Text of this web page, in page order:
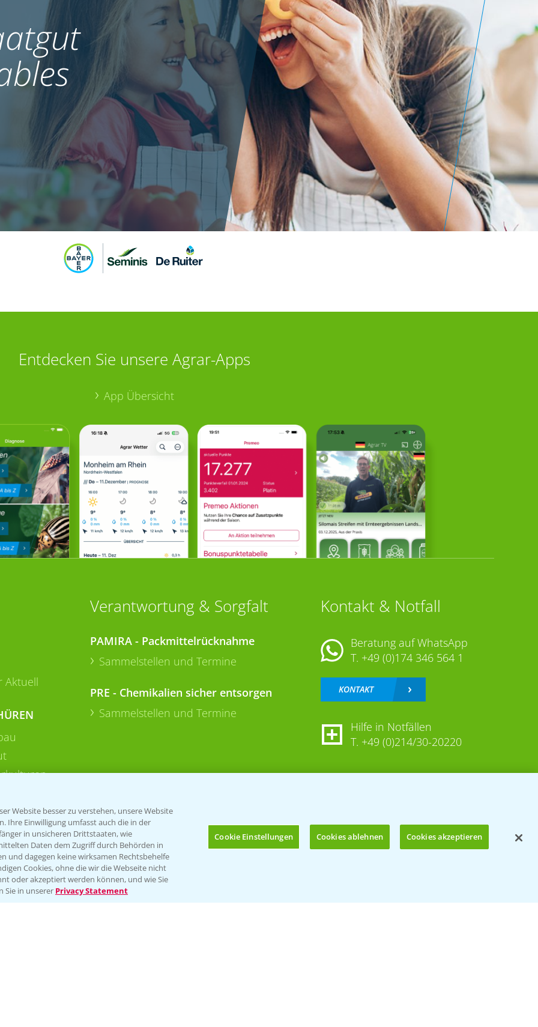
Bis zu 4 Produkte vergleichen:
Entdecken Sie unsere Agrar-Apps
App Übersicht
Aktuell
Verantwortung & Sorgfalt
PAMIRA - Packmittelrücknahme
Sammelstellen und Termine
PRE - Chemikalien sicher entsorgen
Sammelstellen und Termine
Kontakt & Notfall
Beratung auf WhatsApp
T. +49 (0)174 346 564 1
KONTAKT
Hilfe in Notfällen
T. +49 (0)214/30-20220
Folgen Sie uns
Website besser zu verstehen, unsere Website
Ihre Einwilligung umfasst auch die in der
in unsicheren Drittstaaten, wie
Daten dem Zugriff durch Behörden in
und dagegen keine wirksamen Rechtsbehelfe
Cookies, ohne die wir die Webseite nicht
oder akzeptiert werden können, und wie Sie
Sie in unserer Privacy Statement
Cookie Einstellungen Cookies ablehnen Cookies akzeptieren